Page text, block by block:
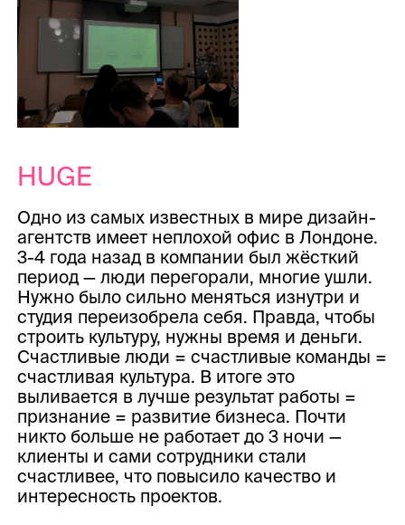
HUGE
Одно из самых известных в мире дизайн-
агентств имеет неплохой офис в Лондоне.
3-4 года назад в компании был жёсткий
период — люди перегорали, многие ушли.
Нужно было сильно меняться изнутри и
студия переизобрела себя. Правда, чтобы
строить культуру, нужны время и деньги.
Счастливые люди = счастливые команды =
счастливая культура. В итоге это
выливается в лучше результат работы =
признание = развитие бизнеса. Почти
никто больше не работает до 3 ночи —
клиенты и сами сотрудники стали
счастливее, что повысило качество и
интересность проектов.